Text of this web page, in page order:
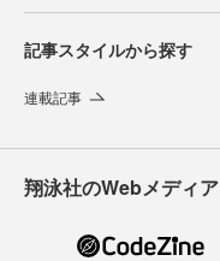
記事スタイルから探す
連載記事
翔泳社のWebメディア